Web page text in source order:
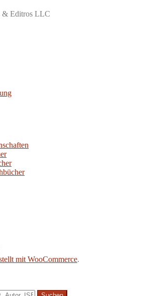
& Editros LLC
mit WooCommerce.